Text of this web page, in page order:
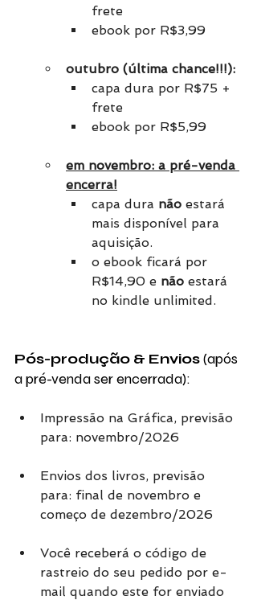
frete
ebook por R$3,99
outubro (última chance!!!):
capa dura por R$75 +
frete
ebook por R$5,99
em novembro: a pré-venda
encerra!
capa dura não estará
mais disponível para
aquisição.
o ebook ficará por
R$14,90 e não estará
no kindle unlimited.
Pós-produção & Envios (após
a pré-venda ser encerrada):
Impressão na Gráfica, previsão
para: novembro/2026
Envios dos livros, previsão
para: final de novembro e
começo de dezembro/2026
Você receberá o código de
rastreio do seu pedido por e-
mail quando este for enviado